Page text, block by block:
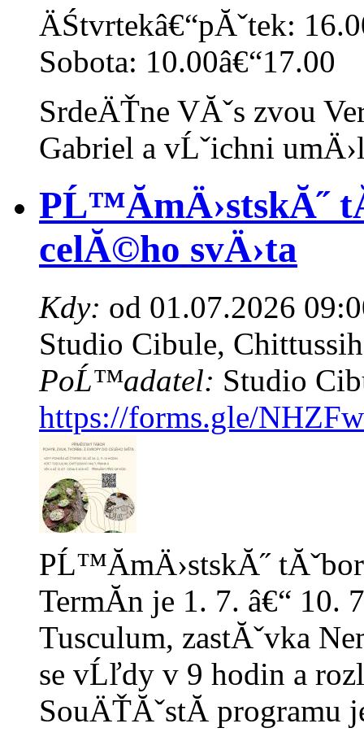
ÄŚtvrtekâ€“pĂˇtek:
Sobota: 10.00â€“17.00
SrdeÄŤne VĂˇs zvou
Gabriel a vĹˇichni
PĹ™Ă­mÄ›stskĂ˝
celĂ©ho svÄ›ta
Kdy: od 01.07.2026
Studio Cibule,
PoĹ™adatel: Studio
https://forms.gle/
PĹ™Ă­mÄ›stskĂ˝
TermĂ­n je 1. 7. â€“ 10.
Tusculum, zastĂˇvka
se vĹľdy v 9 hodin a
SouÄŤĂˇstĂ­ programu